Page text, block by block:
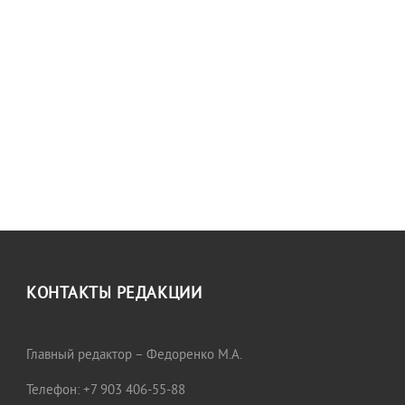
КОНТАКТЫ РЕДАКЦИИ
Главный редактор – Федоренко М.А.
Телефон: +7 903 406-55-88